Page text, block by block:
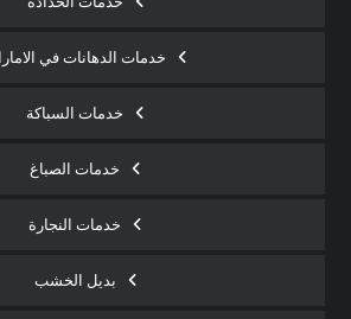
خدمات الدهانات في
خدمات السباكة
خدمات الصباغ
خدمات النجارة
بديل الخشب